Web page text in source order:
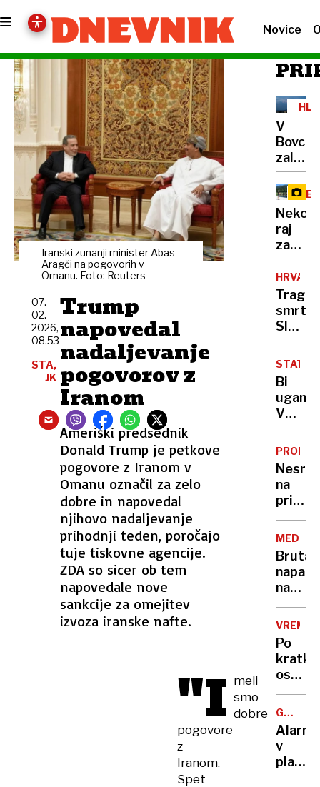
Novice
Iranski zunanji minister Abas
Aragči na pogovorih v
Omanu. Foto: Reuters
Trump
napovedal
nadaljevanje
pogovorov z
Iranom
Ameriški predsednik
Donald Trump je petkove
pogovore z Iranom v
Omanu označil za zelo
dobre in napovedal
njihovo nadaljevanje
prihodnji teden, poročajo
tuje tiskovne agencije.
ZDA so sicer ob tem
napovedale nove
sankcije za omejitev
izvoza iranske nafte.
07.
02.
2026,
08.53
STA,
JK
"I meli
smo
dobre
pogovore
z
Iranom.
Spet
V
Bovcu
zalilo
hotel
in
dom,
nad
2000
strel
Nekoč
raj
za
danes
na
Vršič
leze
ozadje
za
selfi
smrt
na
umrl
24-
letni
očka,
gasilec
in
bivši
Bi
V
še
danes
živi
več
in ja,
tudi
nekaj
na
žival
na
napad
na
policija
doslej
prijela
dva
dva
še
iščejo
VREME
Po
kratki
spet
bodo
35
GORSKI
Alarm
v